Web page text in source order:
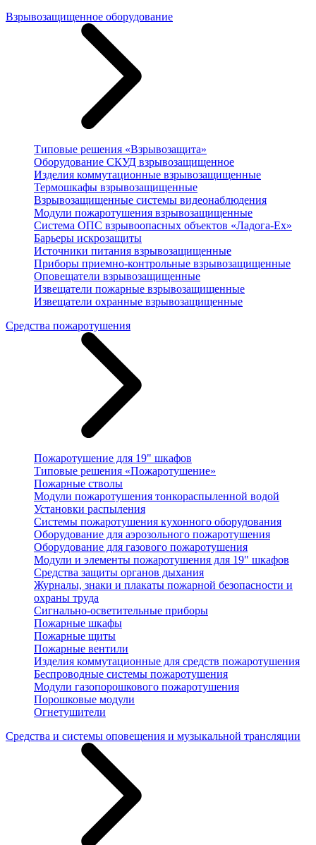
Взрывозащищенное оборудование
Типовые решения «Взрывозащита»
Оборудование СКУД взрывозащищенное
Изделия коммутационные взрывозащищенные
Термошкафы взрывозащищенные
Взрывозащищенные системы видеонаблюдения
Модули пожаротушения взрывозащищенные
Система ОПС взрывоопасных объектов «Ладога-Ex»
Барьеры искрозащиты
Источники питания взрывозащищенные
Приборы приемно-контрольные взрывозащищенные
Оповещатели взрывозащищенные
Извещатели пожарные взрывозащищенные
Извещатели охранные взрывозащищенные
Средства пожаротушения
Пожаротушение для 19" шкафов
Типовые решения «Пожаротушение»
Пожарные стволы
Модули пожаротушения тонкораспыленной водой
Установки распыления
Системы пожаротушения кухонного оборудования
Оборудование для аэрозольного пожаротушения
Оборудование для газового пожаротушения
Модули и элементы пожаротушения для 19" шкафов
Средства защиты органов дыхания
Журналы, знаки и плакаты пожарной безопасности и
охраны труда
Сигнально-осветительные приборы
Пожарные шкафы
Пожарные щиты
Пожарные вентили
Изделия коммутационные для средств пожаротушения
Беспроводные системы пожаротушения
Модули газопорошкового пожаротушения
Порошковые модули
Огнетушители
Средства и системы оповещения и музыкальной трансляции